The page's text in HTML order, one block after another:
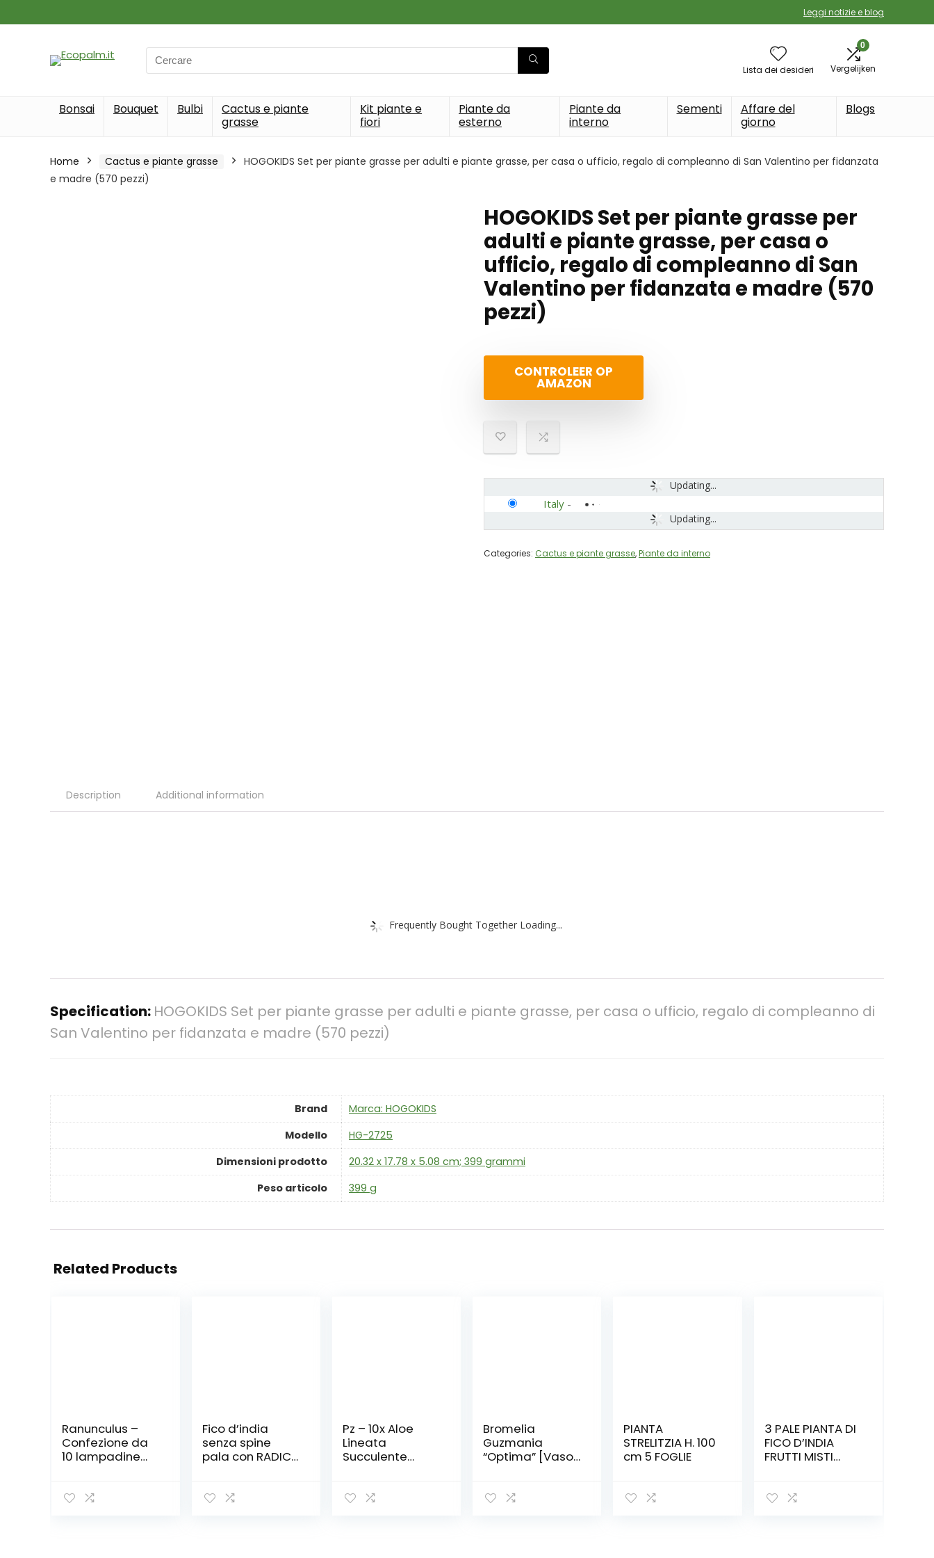
Leggi notizie e blog
Search
for:
Lista dei desideri
0
Vergelijken
Bonsai Bouquet Bulbi
Cactus e piante
grasse
Kit piante e
fiori
Piante da
esterno
Piante da
interno
Sementi
Affare del
giorno
Blogs
Home Cactus e piante grasse
HOGOKIDS Set per piante grasse per adulti e piante grasse, per casa o ufficio, regalo di compleanno di San Valentino per fidanzata
e madre (570 pezzi)
HOGOKIDS Set per piante grasse per
adulti e piante grasse, per casa o
ufficio, regalo di compleanno di San
Valentino per fidanzata e madre (570
pezzi)
CONTROLEER OP
AMAZON
Updating...
Updating...
Italy -
Categories: Cactus e piante grasse,Piante da interno
Description Additional information
Frequently Bought Together Loading...
Specification: HOGOKIDS Set per piante grasse per adulti e piante grasse, per casa o ufficio, regalo di compleanno di
San Valentino per fidanzata e madre (570 pezzi)
Brand
Marca: HOGOKIDS
Modello
‎HG-2725
Dimensioni prodotto
‎20.32 x 17.78 x 5.08 cm; 399 grammi
Peso articolo
‎399 g
Related Products
Ranunculus –
Confezione da
10 lampadine
Fico d’india
senza spine
pala con RADICE
Santamaria
Pz – 10x Aloe
Lineata
Succulente
B635 – Seeds
Bromelia
Guzmania
“Optima” [Vaso
PIANTA
STRELITZIA H. 100
cm 5 FOGLIE
3 PALE PIANTA DI
FICO D’INDIA
FRUTTI MISTI
SETTIMANE